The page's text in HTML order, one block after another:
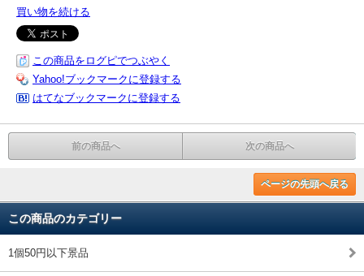
買い物を続ける
この商品をログピでつぶやく
Yahoo!ブックマークに登録する
はてなブックマークに登録する
前の商品へ 次の商品へ
ページの先頭へ戻る
この商品のカテゴリー
1個50円以下景品